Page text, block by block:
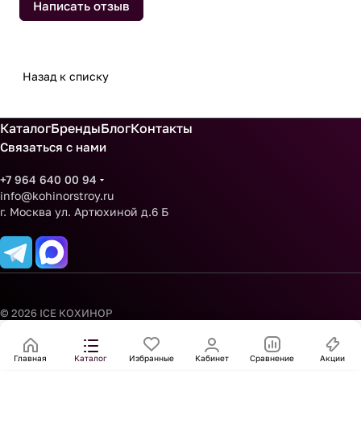
Написать отзыв
Назад к списку
КаталогБрендыБлогКонтакты
Связаться с нами
+7 964 640 00 94
info@kohinorstroy.ru
г. Москва ул. Артюхиной д.6 Б
© 2026 ICE КОХИНОР
Главная Каталог Избранные Кабинет Сравнение Акции